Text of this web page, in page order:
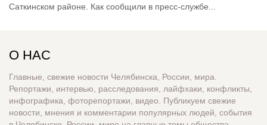
Саткинском районе. Как сообщили в пресс-службе...
О НАС
Главные, свежие новости Челябинска, России, мира.
Репортажи, интервью, расследования, лайфхаки, конфликты,
инфографика, фоторепортажи, видео. Публикуем свежие
новости, мнения и комментарии популярных людей, события